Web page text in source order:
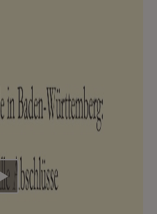
Video abspielen